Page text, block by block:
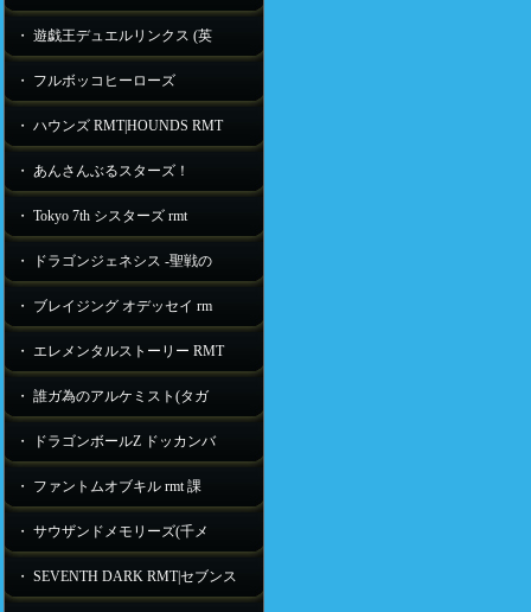
・ 遊戯王デュエルリンクス (英
・ フルボッコヒーローズ
・ ハウンズ RMT|HOUNDS RMT
・ あんさんぶるスターズ！
・ Tokyo 7th シスターズ rmt
・ ドラゴンジェネシス -聖戦の
・ ブレイジング オデッセイ rm
・ エレメンタルストーリー RMT
・ 誰ガ為のアルケミスト(タガ
・ ドラゴンボールZ ドッカンバ
・ ファントムオブキル rmt 課
・ サウザンドメモリーズ(千メ
・ SEVENTH DARK RMT|セブンス